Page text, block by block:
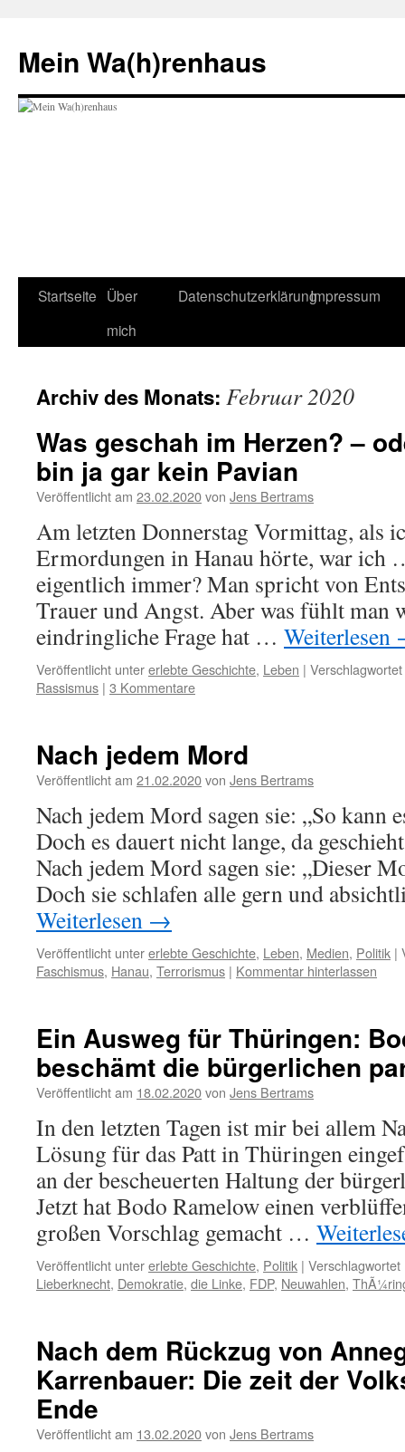
springen
Mein Wa(h)renhaus
Startseite Über
mich
DatenschutzerklärungImpressum
Archiv des Monats: Februar 2020
Was geschah im Herzen? –
bin ja gar kein Pavian
Veröffentlicht am 23.02.2020von Jens Bertrams
Am letzten Donnerstag Vormittag, als
Ermordungen in Hanau hörte, war ich
eigentlich immer? Man spricht von
Trauer und Angst. Aber was fühlt man
eindringliche Frage hat … Weiterlesen
Veröffentlicht untererlebte Geschichte, Leben |
Rassismus | 3 Kommentare
Nach jedem Mord
Veröffentlicht am 21.02.2020von Jens Bertrams
Nach jedem Mord sagen sie: „So kann
Doch es dauert nicht lange, da
Nach jedem Mord sagen sie: „Dieser
Doch sie schlafen alle gern und
Weiterlesen →
Veröffentlicht untererlebte Geschichte, Leben, Medien, Politik |
Faschismus, Hanau, Terrorismus | Kommentar hinterlassen
Ein Ausweg für Thüringen:
beschämt die bürgerlichen
Veröffentlicht am 18.02.2020von Jens Bertrams
In den letzten Tagen ist mir bei allem
Lösung für das Patt in Thüringen
an der bescheuerten Haltung der
Jetzt hat Bodo Ramelow einen
großen Vorschlag gemacht …
Veröffentlicht untererlebte Geschichte, Politik | Verschlagwortet
Lieberknecht, Demokratie, die Linke, FDP, Neuwahlen,
Nach dem Rückzug von
Karrenbauer: Die zeit der
Ende
Veröffentlicht am 13.02.2020von Jens Bertrams